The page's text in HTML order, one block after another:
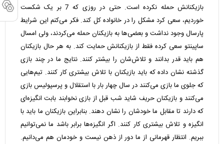
بازیکنانش حمله نکرده است. حتی در روزی که 7 بر یک شکست
خوردیم، سعی کرد مشکل را در خانواده کل کند. فکر می‌کنم این شرایط
پارسال وجود نداشت و بعضی‌ها به بازیکنان حمله می‌کردند، ولی امسال
ساپینتو سعی کرده فقط از بازیکنانش حمایت کند. به هر حال بازیکنان
هم باید قدر بدانند و تلاش‌شان را بیشتر کنند. نتایج ما در چند بازی
گذشته نشان داده که باید بازیکنان با تلاش بیشتری کار کنند. تیم‌هایی
که جلوی ما بازی می‌کنند در سال چهار بار با استقلال و پرسپولیس بازی
می‌کنند و بازیکنان حریف شاید شب قبل از بازی نخوابند بابت انگیزه‌ای
که دارند تا مقابل ما خودشان را نشان دهند. بنابراین بازیکنان ما باید با
انگیزه و تلاش بیشتری کار کنند. اگر انگیزه‌ها برابر باشد ما نمی‌توانیم
ببریم. انتظار قهرمانی از ما دور از ذهن نیست و خودمان هم می‌دانیم.